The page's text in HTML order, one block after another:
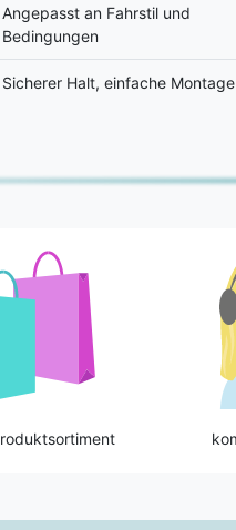
Angepasst an Fahrstil und
Bedingungen
Sicherer Halt, einfache Montage